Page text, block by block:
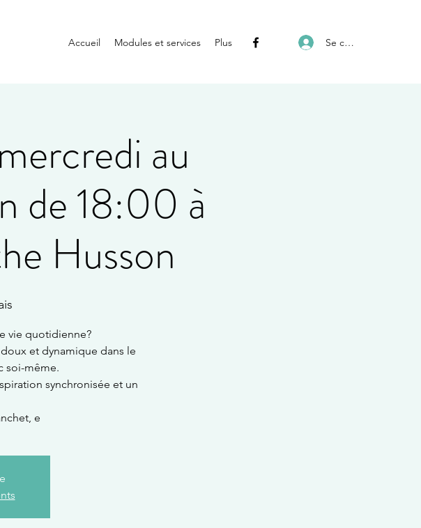
Accueil Modules et services Plus Se connecter
au
de 18:00 à
Husson
vie quotidienne?
et dynamique dans le
soi-même.
synchronisée et un
e